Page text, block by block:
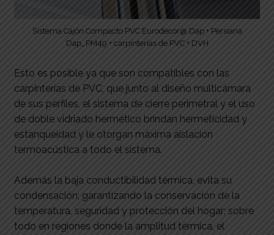
Sistema Cajón Compacto PVC Eurodecor@ Dap + Persiana
Dap_PM49 + carpinterías de PVC + DVH
Esto es posible ya que son compatibles con las
carpinterías de PVC, que junto al diseño multicámara
de sus perfiles, el sistema de cierre perimetral y el uso
de doble vidriado hermético brindan hermeticidad y
estanqueidad y le otorgan máxima aislación
termoacústica a todo el sistema.
Además la baja conductibilidad térmica, evita su
condensación; garantizando la conservación de la
temperatura, seguridad y protección del hogar; sobre
todo en regiones donde la amplitud térmica, el